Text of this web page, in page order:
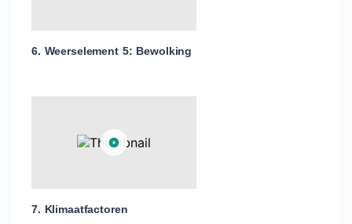
6. Weerselement 5: Bewolking
7. Klimaatfactoren